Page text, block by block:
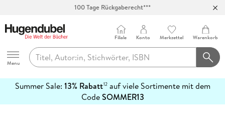
100 Tage Rückgaberecht***
Hugendubel
Menu
Filiale Konto Merkzettel Warenkorb
Summer Sale: 13% Rabatt12auf viele Sortimente mit dem
CodeSOMMER13
erfahren